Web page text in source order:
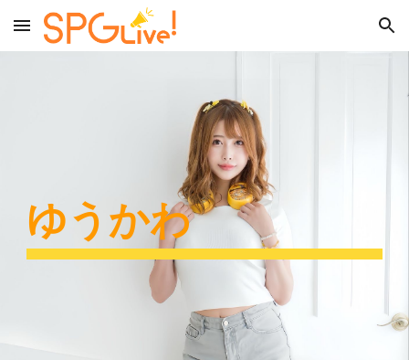
Skip to main content Skip to navigation
ゆうかわ